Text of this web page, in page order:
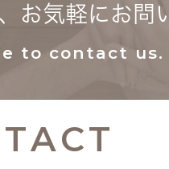
お気軽にお問
to contact us.